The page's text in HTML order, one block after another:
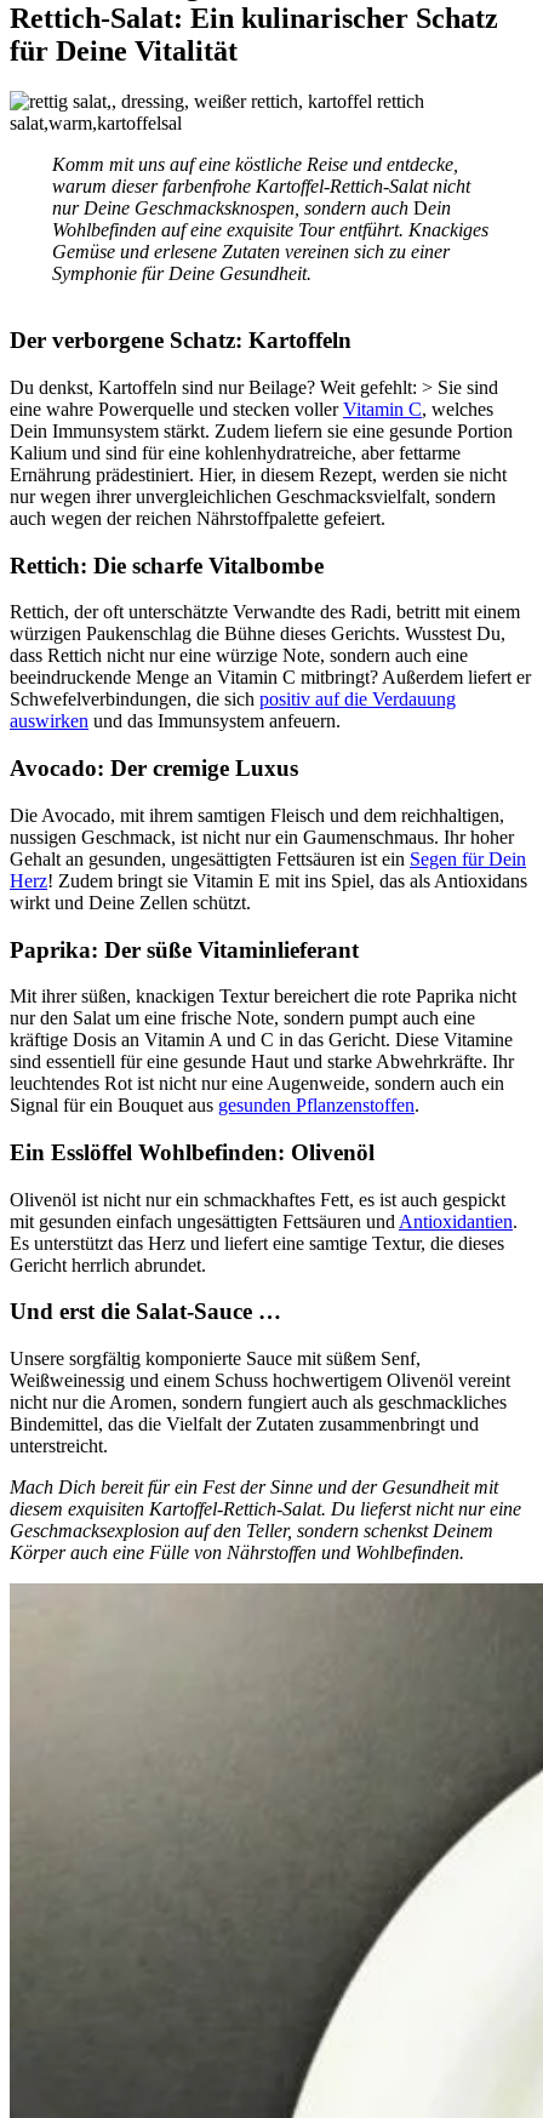
Rettich-Salat: Ein kulinarischer Schatz
für Deine Vitalität
Komm mit uns auf eine köstliche Reise und entdecke,
warum dieser farbenfrohe Kartoffel-Rettich-Salat nicht
nur Deine Geschmacksknospen, sondern auch Dein
Wohlbefinden auf eine exquisite Tour entführt. Knackiges
Gemüse und erlesene Zutaten vereinen sich zu einer
Symphonie für Deine Gesundheit.
Der verborgene Schatz: Kartoffeln
Du denkst, Kartoffeln sind nur Beilage? Weit gefehlt: > Sie sind
eine wahre Powerquelle und stecken vollerVitamin C, welches
Dein Immunsystem stärkt. Zudem liefern sie eine gesunde Portion
Kalium und sind für eine kohlenhydratreiche, aber fettarme
Ernährung prädestiniert. Hier, in diesem Rezept, werden sie nicht
nur wegen ihrer unvergleichlichen Geschmacksvielfalt, sondern
auch wegen der reichen Nährstoffpalette gefeiert.
Rettich: Die scharfe Vitalbombe
Rettich, der oft unterschätzte Verwandte des Radi, betritt mit einem
würzigen Paukenschlag die Bühne dieses Gerichts. Wusstest Du,
dass Rettich nicht nur eine würzige Note, sondern auch eine
beeindruckende Menge an Vitamin C mitbringt? Außerdem liefert er
Schwefelverbindungen, die sich positiv auf die Verdauung
auswirken und das Immunsystem anfeuern.
Avocado: Der cremige Luxus
Die Avocado, mit ihrem samtigen Fleisch und dem reichhaltigen,
nussigen Geschmack, ist nicht nur ein Gaumenschmaus. Ihr hoher
Gehalt an gesunden, ungesättigten Fettsäuren ist ein Segen für Dein
Herz! Zudem bringt sie Vitamin E mit ins Spiel, das als Antioxidans
wirkt und Deine Zellen schützt.
Paprika: Der süße Vitaminlieferant
Mit ihrer süßen, knackigen Textur bereichert die rote Paprika nicht
nur den Salat um eine frische Note, sondern pumpt auch eine
kräftige Dosis an Vitamin A und C in das Gericht. Diese Vitamine
sind essentiell für eine gesunde Haut und starke Abwehrkräfte. Ihr
leuchtendes Rot ist nicht nur eine Augenweide, sondern auch ein
Signal für ein Bouquet aus gesunden Pflanzenstoffen.
Ein Esslöffel Wohlbefinden: Olivenöl
Olivenöl ist nicht nur ein schmackhaftes Fett, es ist auch gespickt
mit gesunden einfach ungesättigten Fettsäuren und Antioxidantien.
Es unterstützt das Herz und liefert eine samtige Textur, die dieses
Gericht herrlich abrundet.
Und erst die Salat-Sauce …
Unsere sorgfältig komponierte Sauce mit süßem Senf,
Weißweinessig und einem Schuss hochwertigem Olivenöl vereint
nicht nur die Aromen, sondern fungiert auch als geschmackliches
Bindemittel, das die Vielfalt der Zutaten zusammenbringt und
unterstreicht.
Mach Dich bereit für ein Fest der Sinne und der Gesundheit mit
diesem exquisiten Kartoffel-Rettich-Salat. Du lieferst nicht nur eine
Geschmacksexplosion auf den Teller, sondern schenkst Deinem
Körper auch eine Fülle von Nährstoffen und Wohlbefinden.